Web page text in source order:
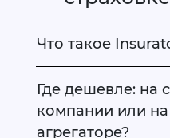
Что такое
Где дешевле: на
компании или
агрегаторе?